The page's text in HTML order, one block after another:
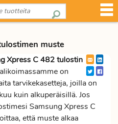
muste
Xpress C 482 tulostin
on
tarvikekasetteja, joilla on
kuin alkuperäisillä. Jos
Samsung Xpress C
että muste alkaa